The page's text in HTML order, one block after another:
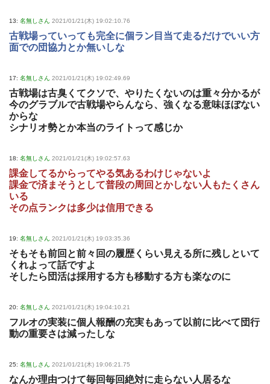
13: 名無しさん 2021/01/21(木) 19:02:10.76
古戦場っていっても完全に個ラン目当て走るだけでいい方
面での団協力とか無いしな
17: 名無しさん 2021/01/21(木) 19:02:49.69
古戦場は古臭くてクソで、やりたくないのは重々分かるが
今のグラブルで古戦場やらんなら、強くなる意味ほぼない
からな
シナリオ勢とか本当のライトって感じか
18: 名無しさん 2021/01/21(木) 19:02:57.63
課金してるからってやる気あるわけじゃないよ
課金で済まそうとして普段の周回とかしない人もたくさん
いる
その点ランクは多少は信用できる
19: 名無しさん 2021/01/21(木) 19:03:35.36
そもそも前回と前々回の履歴くらい見える所に残しといて
くれよって話ですよ
そしたら団活は採用する方も移動する方も楽なのに
20: 名無しさん 2021/01/21(木) 19:04:10.21
フルオの実装に個人報酬の充実もあって以前に比べて団行
動の重要さは減ったしな
25: 名無しさん 2021/01/21(木) 19:06:21.75
なんか理由つけて毎回毎回絶対に走らない人居るな